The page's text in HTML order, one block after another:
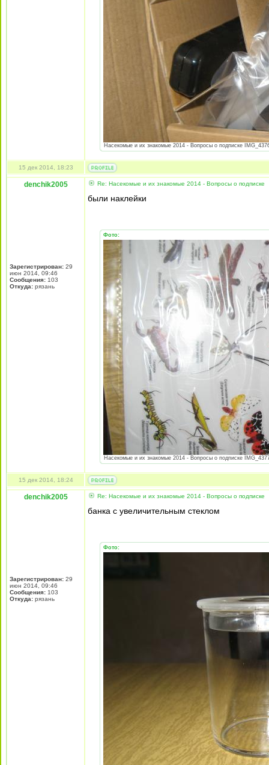
Насекомые и их знакомые 2014 - Вопросы о подписке
15 дек 2014, 18:23
denchik2005
Зарегистрирован: 29
июн 2014, 09:46
Сообщения: 103
Откуда: рязань
Re: Насекомые и их знакомые 2014 - Вопросы о подписке
были наклейки
Фото:
Насекомые и их знакомые 2014 - Вопросы о подписке
15 дек 2014, 18:24
denchik2005
Зарегистрирован: 29
июн 2014, 09:46
Сообщения: 103
Откуда: рязань
Re: Насекомые и их знакомые 2014 - Вопросы о подписке
банка с увеличительным стеклом
Фото: